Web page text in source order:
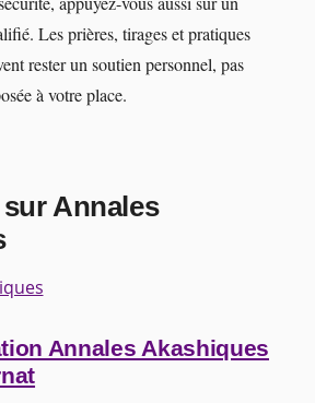
Les prières, tirages et pratiques
rester un soutien personnel, pas
à votre place.
Annales
Annales Akashiques